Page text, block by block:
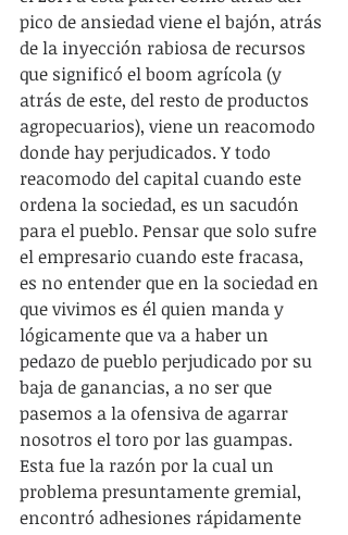
pico de ansiedad viene el bajón, atrás
de la inyección rabiosa de recursos
que significó el boom agrícola (y
atrás de este, del resto de productos
agropecuarios), viene un reacomodo
donde hay perjudicados. Y todo
reacomodo del capital cuando este
ordena la sociedad, es un sacudón
para el pueblo. Pensar que solo sufre
el empresario cuando este fracasa,
es no entender que en la sociedad en
que vivimos es él quien manda y
lógicamente que va a haber un
pedazo de pueblo perjudicado por su
baja de ganancias, a no ser que
pasemos a la ofensiva de agarrar
nosotros el toro por las guampas.
Esta fue la razón por la cual un
problema presuntamente gremial,
encontró adhesiones rápidamente